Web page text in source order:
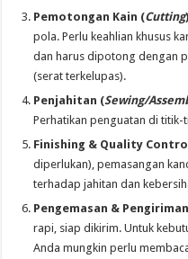
Pemotongan Kain (Cutting)
pola. Perlu keahlian khusus
dan harus dipotong dengan
(serat terkelupas).
Penjahitan (Sewing/
Perhatikan penguatan di titik-
Finishing & Quality
diperlukan), pemasangan
terhadap jahitan dan
Pengemasan & Pengiriman
rapi, siap dikirim. Untuk
Anda mungkin perlu